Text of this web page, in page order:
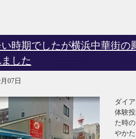
時期でしたが横浜中華街の
した
07日
ダイ
体験
た時
やか